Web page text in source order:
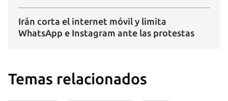
Irán corta el internet móvil y limita
WhatsApp e Instagram ante las protestas
Temas relacionados